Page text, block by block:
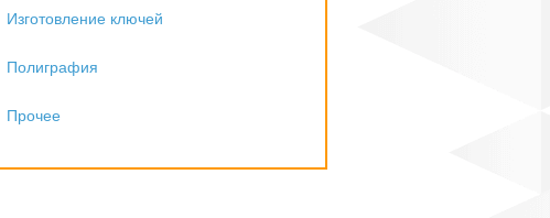
Изготовление ключей
Полиграфия
Прочее